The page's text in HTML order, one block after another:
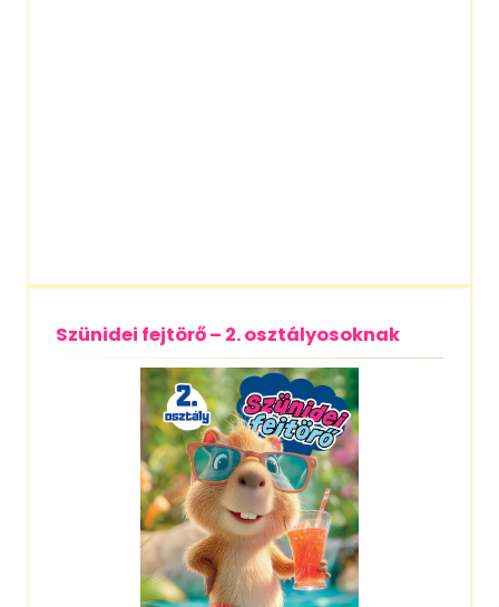
Szünidei fejtörő – 2. osztályosoknak